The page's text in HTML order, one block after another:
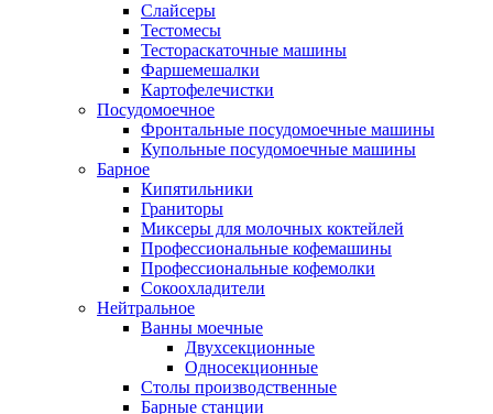
Слайсеры
Тестомесы
Тестораскаточные машины
Фаршемешалки
Картофелечистки
Посудомоечное
Фронтальные посудомоечные машины
Купольные посудомоечные машины
Барное
Кипятильники
Граниторы
Миксеры для молочных коктейлей
Профессиональные кофемашины
Профессиональные кофемолки
Сокоохладители
Нейтральное
Ванны моечные
Двухсекционные
Односекционные
Столы производственные
Барные станции